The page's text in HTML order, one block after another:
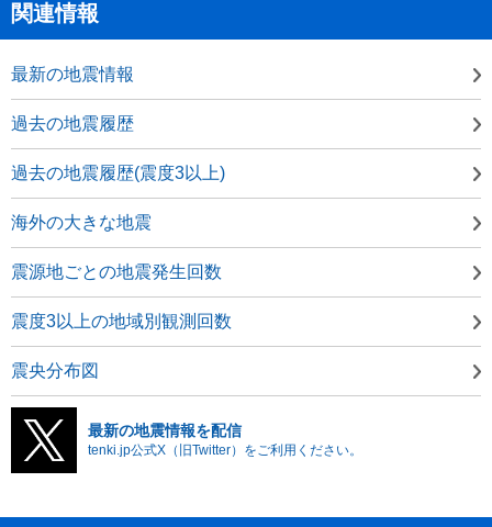
関連情報
最新の地震情報
過去の地震履歴
過去の地震履歴(震度3以上)
海外の大きな地震
震源地ごとの地震発生回数
震度3以上の地域別観測回数
震央分布図
最新の地震情報を配信
tenki.jp公式X（旧Twitter）をご利用ください。